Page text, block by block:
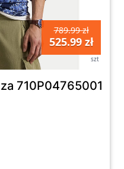
789.99 zł
525.99 zł
szt
710P04765001